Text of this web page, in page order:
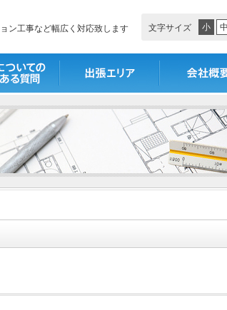
ン工事など幅広く対応致します
文字サイズ 小 中